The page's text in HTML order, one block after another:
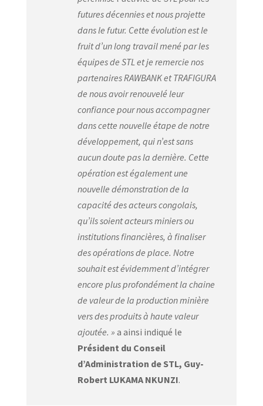
futures décennies et nous projette
dans le futur. Cette évolution est le
fruit d’un long travail mené par les
équipes de STL et je remercie nos
partenaires RAWBANK et TRAFIGURA
de nous avoir renouvelé leur
confiance pour nous accompagner
dans cette nouvelle étape de notre
développement, qui n’est sans
aucun doute pas la dernière. Cette
opération est également une
nouvelle démonstration de la
capacité des acteurs congolais,
qu’ils soient acteurs miniers ou
institutions financières, à finaliser
des opérations de place. Notre
souhait est évidemment d’intégrer
encore plus profondément la chaine
de valeur de la production minière
vers des produits à haute valeur
ajoutée. » a ainsi indiqué le
Président du Conseil
d’Administration de STL, Guy-
Robert LUKAMA NKUNZI.